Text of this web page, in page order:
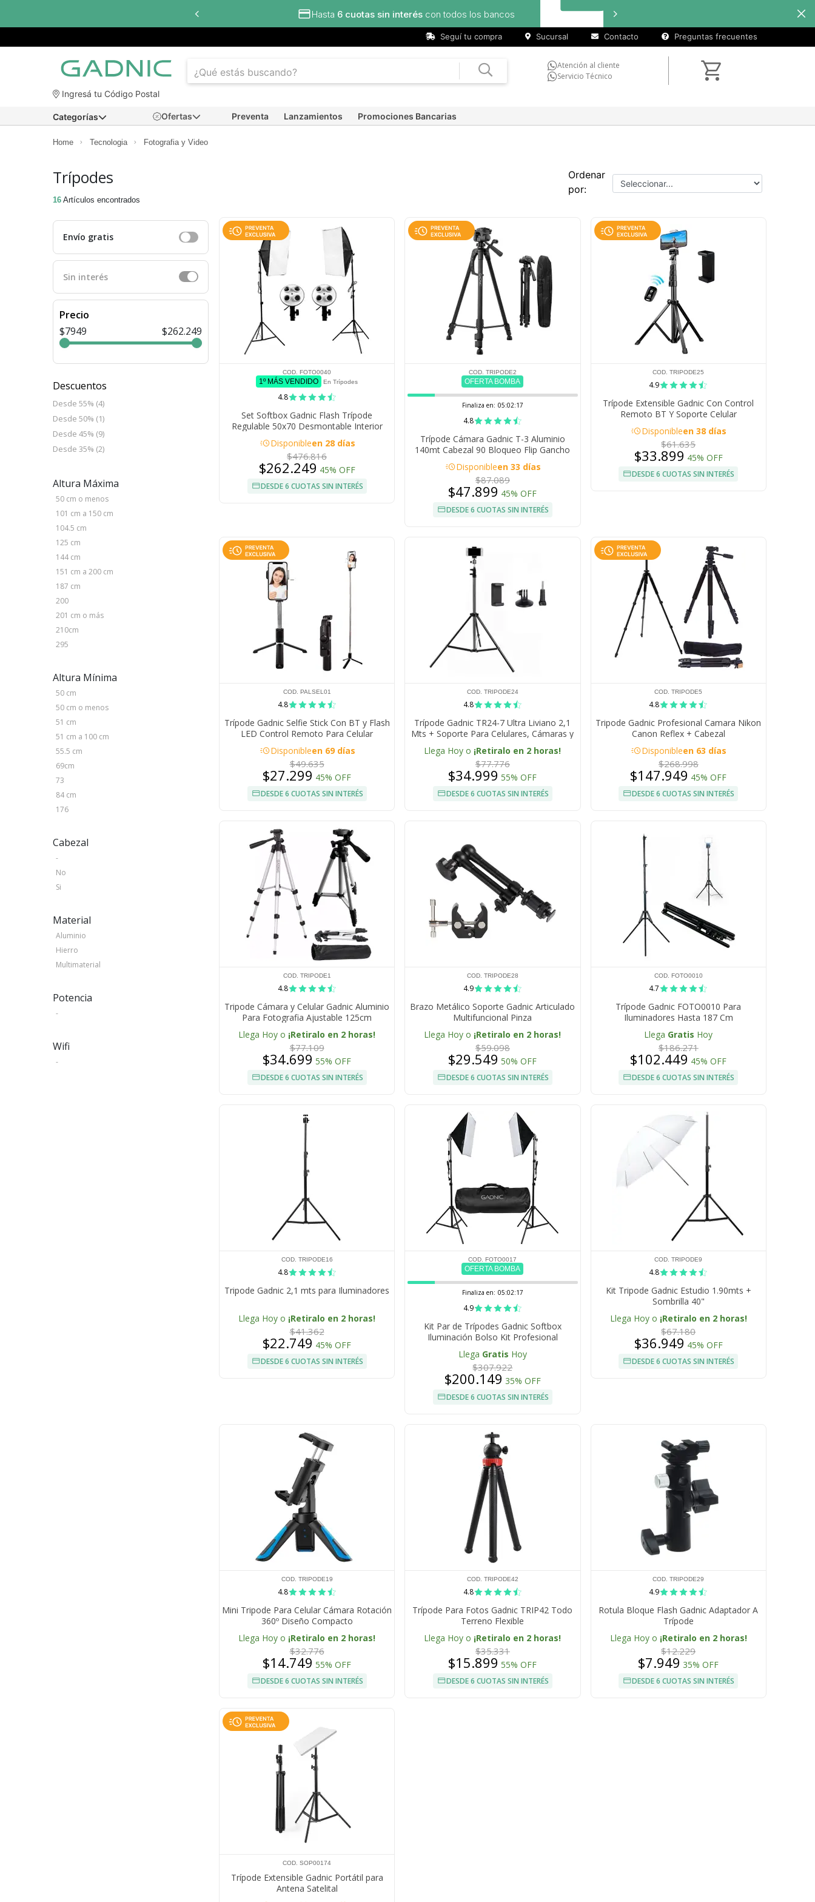
Hasta 6 cuotas sin interés con todos los bancos
Seguí tu compra Sucursal Contacto Preguntas frecuentes
Atención al cliente
Servicio Técnico
Ingresá tu Código Postal
Ofertas Preventa Lanzamientos Promociones Bancarias
Categorías
Home Tecnologia Fotografia y Video
Trípodes
16 Artículos encontrados
Envío gratis
Sin interés
Precio
$7949
$262.249
Descuentos
Desde 55% (4)
Desde 50% (1)
Desde 45% (9)
Desde 35% (2)
Altura Máxima
50 cm o menos
101 cm a 150 cm
104.5 cm
125 cm
144 cm
151 cm a 200 cm
187 cm
200
201 cm o más
210cm
295
Altura Mínima
50 cm
50 cm o menos
51 cm
51 cm a 100 cm
55.5 cm
69cm
73
84 cm
176
Cabezal
-
No
Si
Material
Aluminio
Hierro
Multimaterial
Potencia
-
Wifi
-
Ordenar
por:
COD. FOTO0040
1º MÁS VENDIDO En Trípodes
4.8
Set Softbox Gadnic Flash Trípode
Regulable 50x70 Desmontable Interior
Reflectivo Fotografia + Bolsa Transporte
acuteDisponibleen 28 días
$476.816
$262.249 45% OFF
DESDE 6 CUOTAS SIN INTERÉS
COD. TRIPODE2
OFERTA BOMBA
Finaliza en: 05:02:16
4.8
Trípode Cámara Gadnic T-3 Aluminio
140mt Cabezal 90 Bloqueo Flip Gancho
Contrapeso
acuteDisponibleen 33 días
$87.089
$47.899 45% OFF
DESDE 6 CUOTAS SIN INTERÉS
COD. TRIPODE25
4.9
Trípode Extensible Gadnic Con Control
Remoto BT Y Soporte Celular
acuteDisponibleen 38 días
$61.635
$33.899 45% OFF
DESDE 6 CUOTAS SIN INTERÉS
COD. PALSEL01
4.8
Trípode Gadnic Selfie Stick Con BT y Flash
LED Control Remoto Para Celular
acuteDisponibleen 69 días
$49.635
$27.299 45% OFF
DESDE 6 CUOTAS SIN INTERÉS
COD. TRIPODE24
4.8
Trípode Gadnic TR24-7 Ultra Liviano 2,1
Mts + Soporte Para Celulares, Cámaras y
Fotografía
Llega Hoy o ¡Retiralo en 2 horas!
$77.776
$34.999 55% OFF
DESDE 6 CUOTAS SIN INTERÉS
COD. TRIPODE5
4.8
Tripode Gadnic Profesional Camara Nikon
Canon Reflex + Cabezal
acuteDisponibleen 63 días
$268.998
$147.949 45% OFF
DESDE 6 CUOTAS SIN INTERÉS
COD. TRIPODE1
4.8
Tripode Cámara y Celular Gadnic Aluminio
Para Fotografia Ajustable 125cm
Llega Hoy o ¡Retiralo en 2 horas!
$77.109
$34.699 55% OFF
DESDE 6 CUOTAS SIN INTERÉS
COD. TRIPODE28
4.9
Brazo Metálico Soporte Gadnic Articulado
Multifuncional Pinza
Llega Hoy o ¡Retiralo en 2 horas!
$59.098
$29.549 50% OFF
DESDE 6 CUOTAS SIN INTERÉS
COD. FOTO0010
4.7
Trípode Gadnic FOTO0010 Para
Iluminadores Hasta 187 Cm
Llega Gratis Hoy
$186.271
$102.449 45% OFF
DESDE 6 CUOTAS SIN INTERÉS
COD. TRIPODE16
4.8
Tripode Gadnic 2,1 mts para Iluminadores
Llega Hoy o ¡Retiralo en 2 horas!
$41.362
$22.749 45% OFF
DESDE 6 CUOTAS SIN INTERÉS
COD. FOTO0017
OFERTA BOMBA
Finaliza en: 05:02:16
4.9
Kit Par de Trípodes Gadnic Softbox
Iluminación Bolso Kit Profesional
Fotografía
Llega Gratis Hoy
$307.922
$200.149 35% OFF
DESDE 6 CUOTAS SIN INTERÉS
COD. TRIPODE9
4.8
Kit Tripode Gadnic Estudio 1.90mts +
Sombrilla 40"
Llega Hoy o ¡Retiralo en 2 horas!
$67.180
$36.949 45% OFF
DESDE 6 CUOTAS SIN INTERÉS
COD. TRIPODE19
4.8
Mini Tripode Para Celular Cámara Rotación
360º Diseño Compacto
Llega Hoy o ¡Retiralo en 2 horas!
$32.776
$14.749 55% OFF
DESDE 6 CUOTAS SIN INTERÉS
COD. TRIPODE42
4.8
Trípode Para Fotos Gadnic TRIP42 Todo
Terreno Flexible
Llega Hoy o ¡Retiralo en 2 horas!
$35.331
$15.899 55% OFF
DESDE 6 CUOTAS SIN INTERÉS
COD. TRIPODE29
4.9
Rotula Bloque Flash Gadnic Adaptador A
Trípode
Llega Hoy o ¡Retiralo en 2 horas!
$12.229
$7.949 35% OFF
DESDE 6 CUOTAS SIN INTERÉS
COD. SOP00174
Trípode Extensible Gadnic Portátil para
Antena Satelital